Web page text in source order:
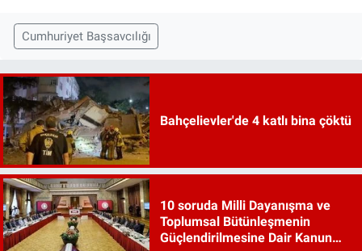
Cumhuriyet Başsavcılığı
Bahçelievler'de 4 katlı bina çöktü
10 soruda Milli Dayanışma ve
Toplumsal Bütünleşmenin
Güçlendirilmesine Dair Kanun